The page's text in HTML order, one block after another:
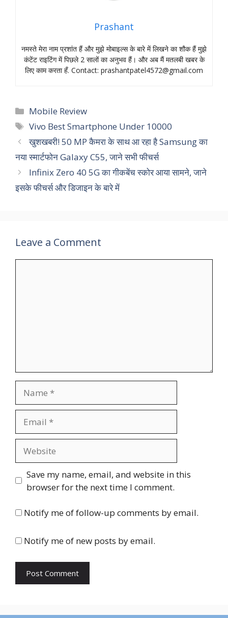
Prashant
नमस्‍ते मेरा नाम प्रशांत हैं और मुझे मोबाइल्‍स के बारे में लिखने का शौक हैं मुझे
कंटेंट राइटिंग में पिछले 2 सालों का अनुभव हैं। और अब मैं मतलबी खबर के
लिए काम करता हँ. Contact: prashantpatel4572@gmail.com
Categories
Mobile Review
Tags
Vivo Best Smartphone Under 10000
खुशखबरी! 50 MP कैमरा के साथ आ रहा है Samsung का
नया स्मार्टफोन Galaxy C55, जाने सभी फीचर्स
Infinix Zero 40 5G का गीकबेंच स्कोर आया सामने, जाने
इसके फीचर्स और डिजाइन के बारे में
Leave a Comment
Save my name, email, and website in this
browser for the next time I comment.
Notify me of follow-up comments by email.
Notify me of new posts by email.